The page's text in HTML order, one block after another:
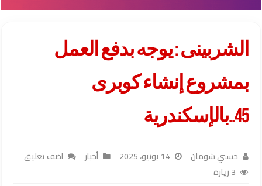
الشربينى : يوجه بدفع العمل
بمشروع إنشاء كوبرى
45..بالإسكندرية
حسني شومان 14 يونيو، 2025 أخبار
اضف تعليق
3 زيارة